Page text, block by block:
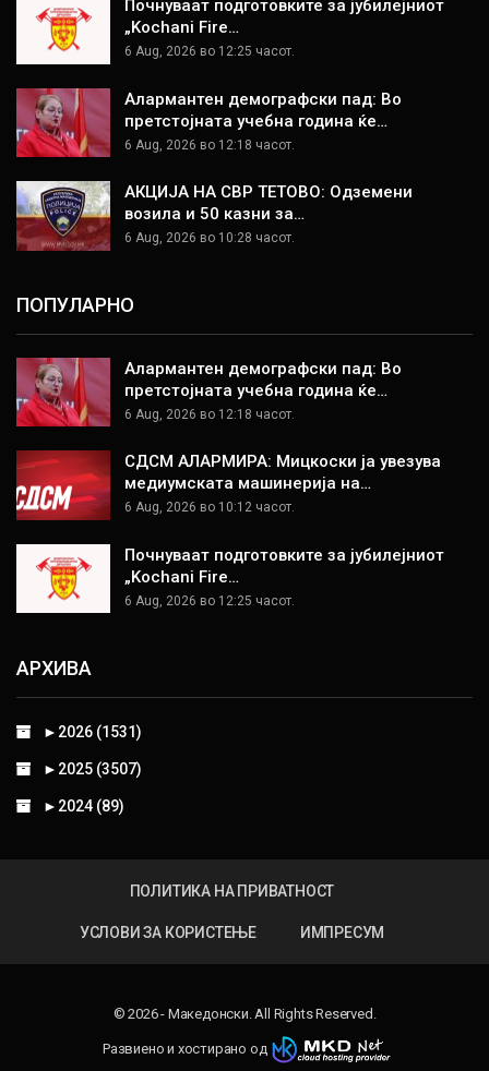
Почнуваат подготовките за јубилејниот
„Kochani Fire…
6 Aug, 2026 во 12:25 часот.
Алармантен демографски пад: Во
претстојната учебна година ќе…
6 Aug, 2026 во 12:18 часот.
АКЦИЈА НА СВР ТЕТОВО: Одземени
возила и 50 казни за…
6 Aug, 2026 во 10:28 часот.
ПОПУЛАРНО
Алармантен демографски пад: Во
претстојната учебна година ќе…
6 Aug, 2026 во 12:18 часот.
СДСМ АЛАРМИРА: Мицкоски ја увезува
медиумската машинерија на…
6 Aug, 2026 во 10:12 часот.
Почнуваат подготовките за јубилејниот
„Kochani Fire…
6 Aug, 2026 во 12:25 часот.
АРХИВА
► 2026 (1531)
► 2025 (3507)
► 2024 (89)
ПОЛИТИКА НА ПРИВАТНОСТ
УСЛОВИ ЗА КОРИСТЕЊЕ ИМПРЕСУМ
© 2026 - Македонски. All Rights Reserved.
Развиено и хостирано од